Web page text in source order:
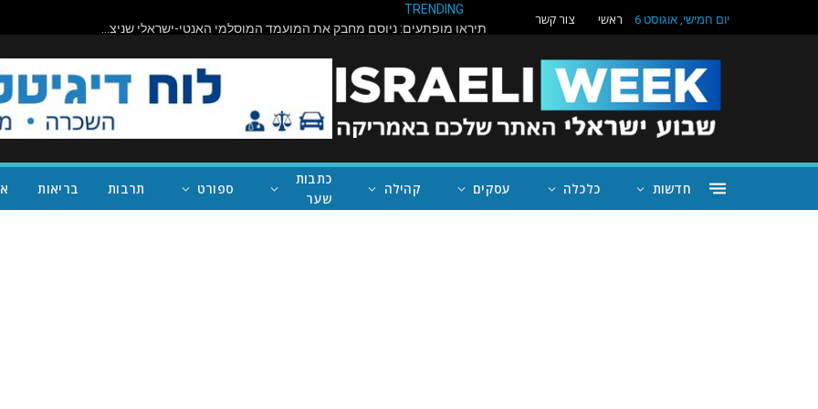
יום חמישי, אוגוסט 6 ראשי צור קשר
TRENDING
תיראו מופתעים: ניוסם מחבק את המועמד המוסלמי האנטי-ישראלי שניצח במישיגן; ככה נעצור את טראמפ
חדשות כלכלה עסקים קהילה
כתבות
שער
ספורט תרבות בריאות